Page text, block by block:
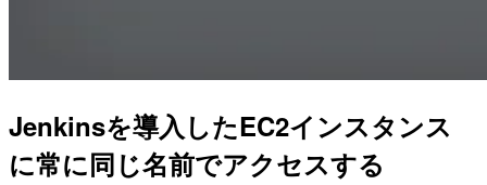
Jenkinsを導入したEC2インスタンス
に常に同じ名前でアクセスする